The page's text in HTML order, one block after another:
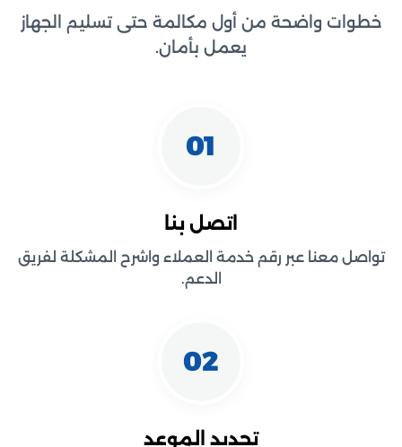
خطوات واضحة من أول مكالمة حتى تسليم الجهاز
يعمل بأمان.
01
اتصل بنا
تواصل معنا عبر رقم خدمة العملاء واشرح المشكلة لفريق
الدعم.
02
تحديد الموعد